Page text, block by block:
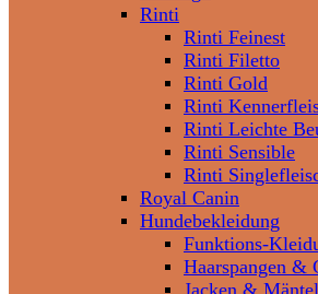
Rinti
Rinti Feinest
Rinti Filetto
Rinti Gold
Rinti
Rinti Leichte
Rinti Sensible
Rinti
Royal Canin
Hundebekleidung
Funktions-
Haarspangen &